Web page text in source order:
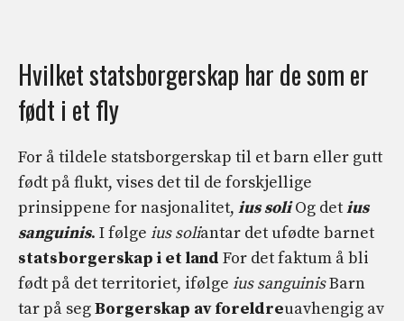
Hvilket statsborgerskap har de som er
født i et fly
For å tildele statsborgerskap til et barn eller gutt
født på flukt, vises det til de forskjellige
prinsippene for nasjonalitet, ius soliOg detius
sanguinis. I følge ius soliantar det ufødte barnet
statsborgerskap i et land For det faktum å bli
født på det territoriet, ifølge ius sanguinisBarn
tar på segBorgerskap av foreldreuavhengig av